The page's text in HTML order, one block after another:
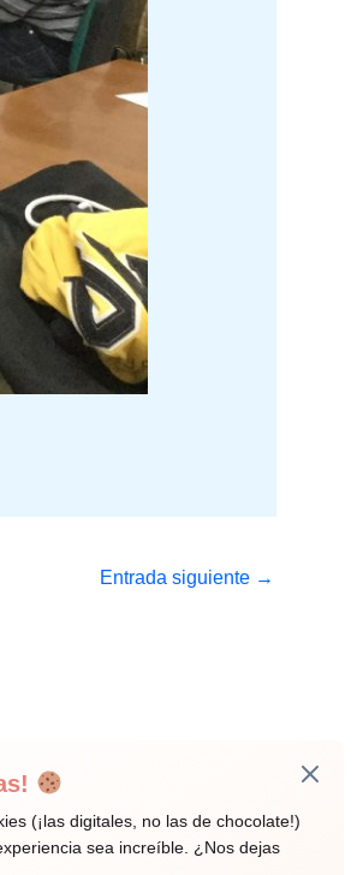
Entrada siguiente →
(¡las digitales, no las de chocolate!)
sea increíble. ¿Nos dejas